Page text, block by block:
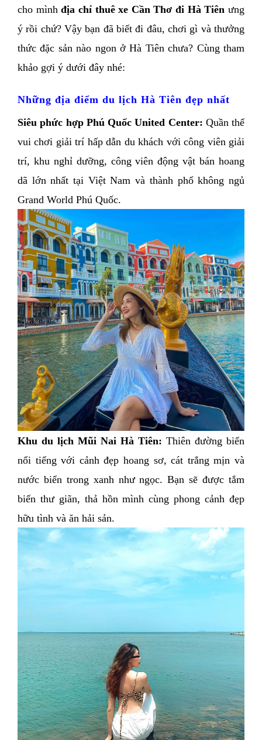
cho mình địa chỉ thuê xe Cần Thơ đi Hà Tiên ưng
ý rồi chứ? Vậy bạn đã biết đi đâu, chơi gì và thưởng
thức đặc sản nào ngon ở Hà Tiên chưa? Cùng tham
khảo gợi ý dưới đây nhé:
Những địa điểm du lịch Hà Tiên đẹp nhất
Siêu phức hợp Phú Quốc United Center: Quần thể
vui chơi giải trí hấp dẫn du khách với công viên giải
trí, khu nghỉ dưỡng, công viên động vật bán hoang
dã lớn nhất tại Việt Nam và thành phố không ngủ
Grand World Phú Quốc.
Khu du lịch Mũi Nai Hà Tiên: Thiên đường biển
nổi tiếng với cảnh đẹp hoang sơ, cát trắng mịn và
nước biển trong xanh như ngọc. Bạn sẽ được tắm
biển thư giãn, thả hồn mình cùng phong cảnh đẹp
hữu tình và ăn hải sản.